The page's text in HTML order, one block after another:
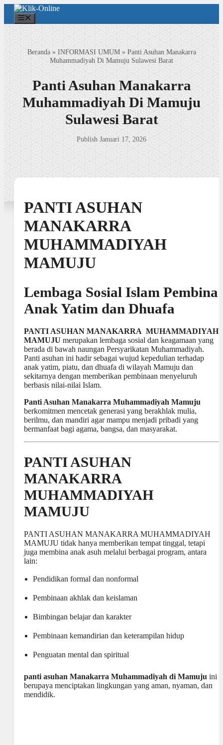
Langsung
isi
Beranda» INFORMASI UMUM» Panti Asuhan Manakarra
Muhammadiyah Di Mamuju Sulawesi Barat
Panti Asuhan Manakarra
Muhammadiyah Di Mamuju
Sulawesi Barat
Publish Januari 17, 2026
PANTI ASUHAN
MANAKARRA
MUHAMMADIYAH
MAMUJU
Lembaga Sosial Islam Pembina
Anak Yatim dan Dhuafa
PANTI ASUHAN MANAKARRA MUHAMMADIYAH
MAMUJU merupakan lembaga sosial dan keagamaan yang
berada di bawah naungan Persyarikatan Muhammadiyah.
Panti asuhan ini hadir sebagai wujud kepedulian terhadap
anak yatim, piatu, dan dhuafa di wilayah Mamuju dan
sekitarnya dengan memberikan pembinaan menyeluruh
berbasis nilai-nilai Islam.
Panti Asuhan Manakarra Muhammadiyah Mamuju
berkomitmen mencetak generasi yang berakhlak mulia,
berilmu, dan mandiri agar mampu menjadi pribadi yang
bermanfaat bagi agama, bangsa, dan masyarakat.
PANTI ASUHAN
MANAKARRA
MUHAMMADIYAH
MAMUJU
PANTI ASUHAN MANAKARRA MUHAMMADIYAH
MAMUJU tidak hanya memberikan tempat tinggal, tetapi
juga membina anak asuh melalui berbagai program, antara
lain:
Pendidikan formal dan nonformal
Pembinaan akhlak dan keislaman
Bimbingan belajar dan karakter
Pembinaan kemandirian dan keterampilan hidup
Penguatan mental dan spiritual
panti asuhan Manakarra Muhammadiyah di Mamuju ini
berupaya menciptakan lingkungan yang aman, nyaman, dan
mendidik.